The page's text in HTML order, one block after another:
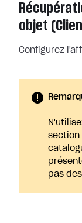
objet
Configurez
section
pas